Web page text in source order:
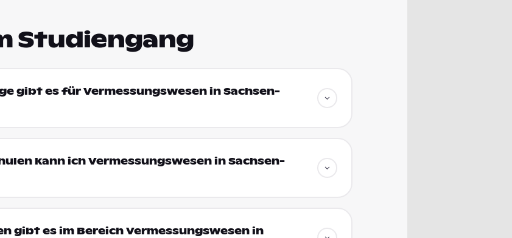
Studiengang
gibt es für Vermessungswesen in Sachsen-
kann ich Vermessungswesen in Sachsen-
gibt es im Bereich Vermessungswesen in